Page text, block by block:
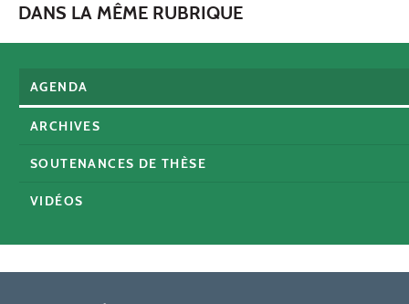
DANS LA MÊME RUBRIQUE
AGENDA
ARCHIVES
SOUTENANCES DE THÈSE
VIDÉOS